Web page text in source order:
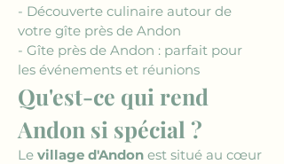
- Découverte culinaire autour de
votre gîte près de Andon
- Gîte près de Andon : parfait pour
les événements et réunions
Qu'est-ce qui rend
Andon si spécial ?
Le village d'Andon est situé au cœur